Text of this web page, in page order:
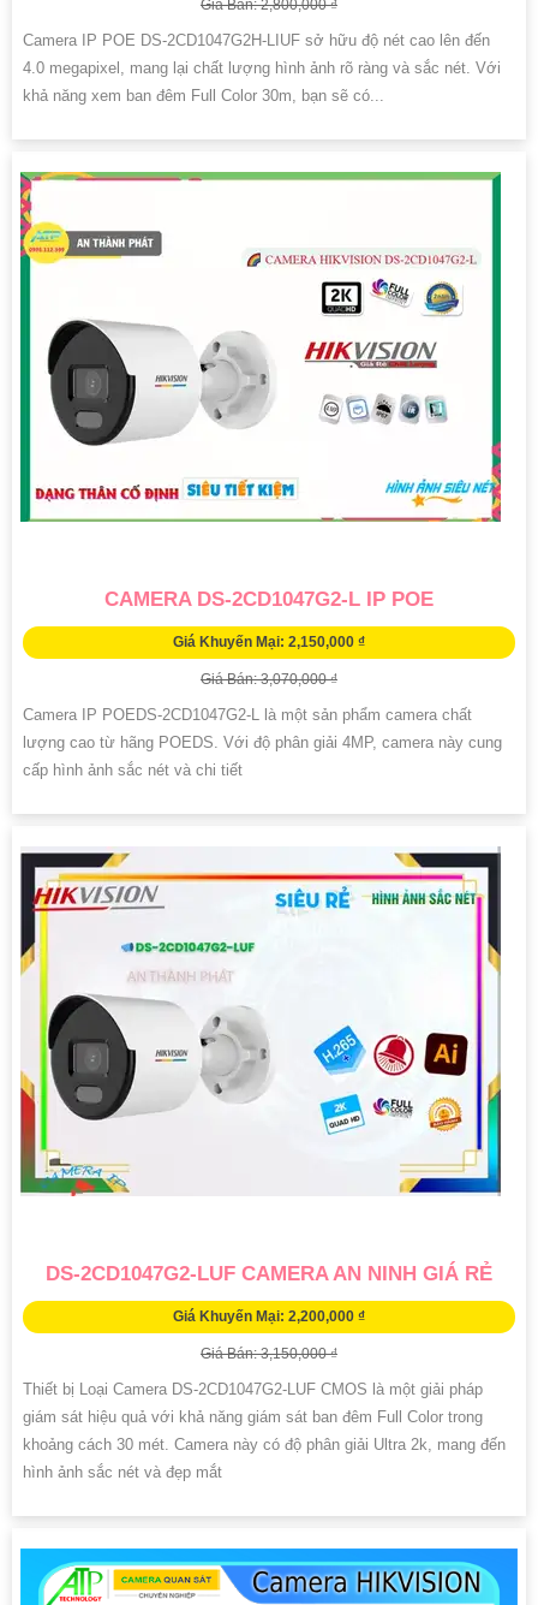
Giá Bán: 2,800,000 ₫
Camera IP POE DS-2CD1047G2H-LIUF sở hữu độ nét cao lên đến
4.0 megapixel, mang lại chất lượng hình ảnh rõ ràng và sắc nét. Với
khả năng xem ban đêm Full Color 30m, bạn sẽ có...
CAMERA DS-2CD1047G2-L IP POE
Giá Khuyến Mại: 2,150,000 ₫
Giá Bán: 3,070,000 ₫
Camera IP POEDS-2CD1047G2-L là một sản phẩm camera chất
lượng cao từ hãng POEDS. Với độ phân giải 4MP, camera này cung
cấp hình ảnh sắc nét và chi tiết
DS-2CD1047G2-LUF CAMERA AN NINH GIÁ RẺ
Giá Khuyến Mại: 2,200,000 ₫
Giá Bán: 3,150,000 ₫
Thiết bị Loại Camera DS-2CD1047G2-LUF CMOS là một giải pháp
giám sát hiệu quả với khả năng giám sát ban đêm Full Color trong
khoảng cách 30 mét. Camera này có độ phân giải Ultra 2k, mang đến
hình ảnh sắc nét và đẹp mắt